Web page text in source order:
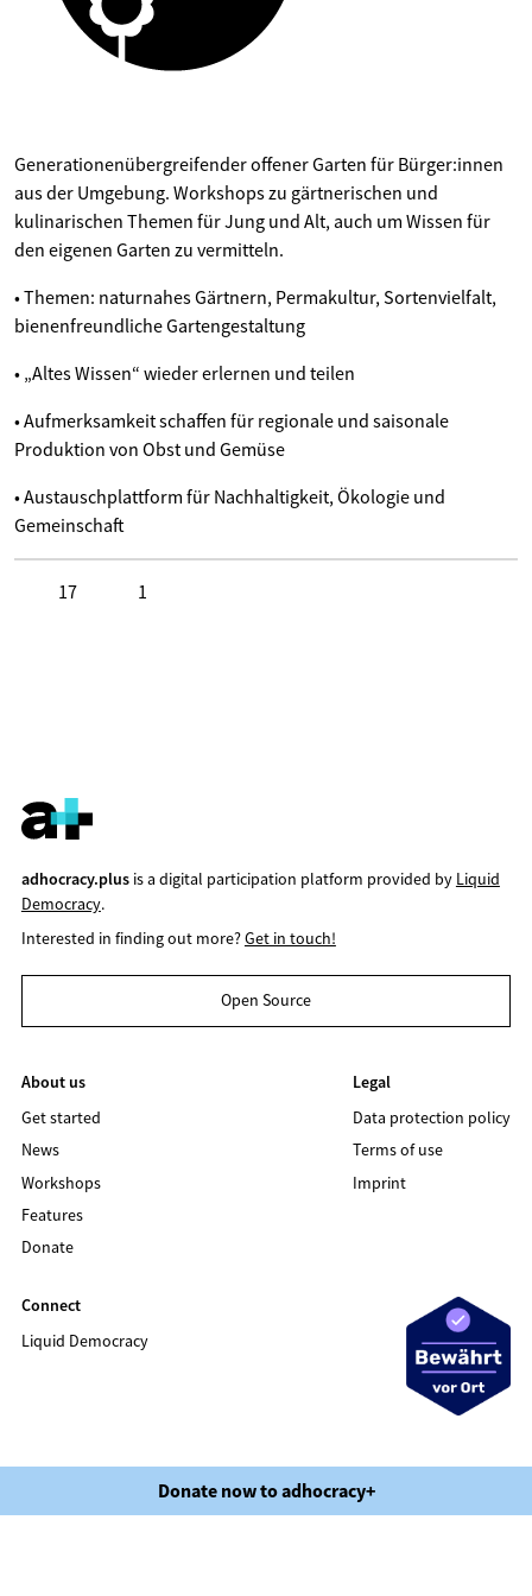
Generationenübergreifender offener Garten für Bürger:innen
aus der Umgebung. Workshops zu gärtnerischen und
kulinarischen Themen für Jung und Alt, auch um Wissen für
den eigenen Garten zu vermitteln.
• Themen: naturnahes Gärtnern, Permakultur, Sortenvielfalt,
bienenfreundliche Gartengestaltung
• „Altes Wissen“ wieder erlernen und teilen
• Aufmerksamkeit schaffen für regionale und saisonale
Produktion von Obst und Gemüse
• Austauschplattform für Nachhaltigkeit, Ökologie und
Gemeinschaft
17
1
adhocracy.plusis a digital participation platform provided by Liquid
Democracy.
Interested in finding out more?Get in touch!
Open Source
About us
Get started
News
Workshops
Features
Donate
Legal
Data protection policy
Terms of use
Imprint
Connect
Liquid Democracy
©2020 LIQUID DEMOCRACY
Data protection policy
Terms of use Imprint
Donate now to adhocracy+